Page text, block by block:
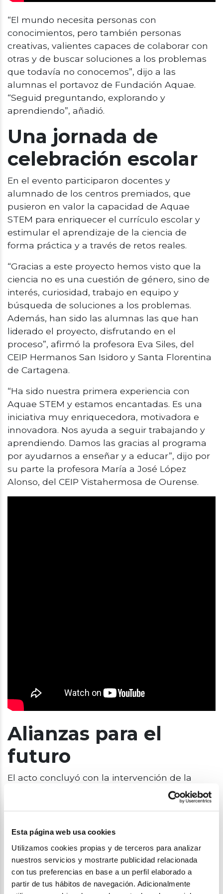
Esta página web usa cookies
Utilizamos cookies propias y de terceros para analizar
nuestros servicios y mostrarte publicidad relacionada
con tus preferencias en base a un perfil elaborado a
partir de tus hábitos de navegación. Adicionalmente
“El mundo necesita personas con
conocimientos, pero también personas
creativas, valientes capaces de colaborar con
otras y de buscar soluciones a los problemas
que todavía no conocemos”, dijo a las
alumnas el portavoz de Fundación Aquae.
“Seguid preguntando, explorando y
aprendiendo”, añadió.
Una jornada de
celebración escolar
En el evento participaron docentes y
alumnado de los centros premiados, que
pusieron en valor la capacidad de Aquae
STEM para enriquecer el currículo escolar y
estimular el aprendizaje de la ciencia de
forma práctica y a través de retos reales.
“Gracias a este proyecto hemos visto que la
ciencia no es una cuestión de género, sino de
interés, curiosidad, trabajo en equipo y
búsqueda de soluciones a los problemas.
Además, han sido las alumnas las que han
liderado el proyecto, disfrutando en el
proceso”, afirmó la profesora Eva Siles, del
CEIP Hermanos San Isidoro y Santa Florentina
de Cartagena.
“Ha sido nuestra primera experiencia con
Aquae STEM y estamos encantadas. Es una
iniciativa muy enriquecedora, motivadora e
innovadora. Nos ayuda a seguir trabajando y
aprendiendo. Damos las gracias al programa
por ayudarnos a enseñar y a educar”, dijo por
su parte la profesora María a José López
Alonso, del CEIP Vistahermosa de Ourense.
Alianzas para el
futuro
El acto concluyó con la intervención de la
subdirectora de Acción Social de Veolia,
Carmen Piñán, quien destacó la emoción que
visibiliza el compromiso de los equipos
desde las aulas los equipos comparten sus
logros.
“Creemos en promover oportunidades